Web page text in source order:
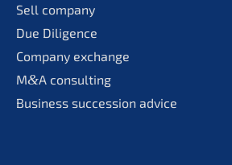
Sell compa­ny
Due Diligence
Compa­ny exchange
M&A consul­ting
Business succes­si­on advice